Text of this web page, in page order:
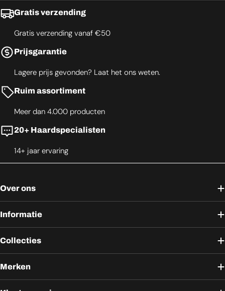
Gratis verzending
Gratis verzending vanaf €50
Prijsgarantie
Lagere prijs gevonden? Laat het ons weten.
Ruim assortiment
Meer dan 4.000 producten
20+ Haardspecialisten
14+ jaar ervaring
Over ons
Informatie
Collecties
Merken